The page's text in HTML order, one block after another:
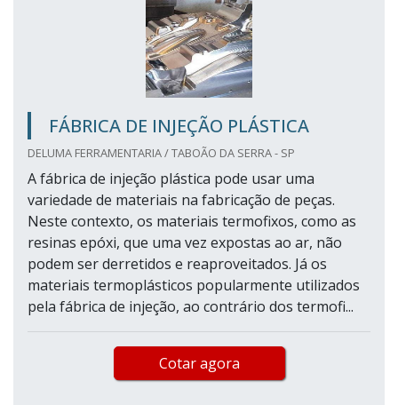
FÁBRICA DE INJEÇÃO PLÁSTICA
DELUMA FERRAMENTARIA / TABOÃO DA SERRA - SP
A fábrica de injeção plástica pode usar uma
variedade de materiais na fabricação de peças.
Neste contexto, os materiais termofixos, como as
resinas epóxi, que uma vez expostas ao ar, não
podem ser derretidos e reaproveitados. Já os
materiais termoplásticos popularmente utilizados
pela fábrica de injeção, ao contrário dos termofi...
Cotar agora